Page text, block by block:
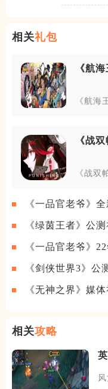
相关礼包
《航
《航海
《战
《战双
《一品官老爷》
《绿茵王者》公
《一品官老爷》
《剑侠世界3》公
《无神之界》媒
相关攻略